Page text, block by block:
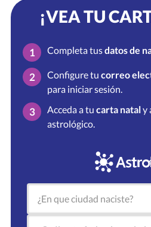
¡VEA TU
1 Completa tusdatos de
2 Configure tu correo
para iniciar sesión.
3 Acceda a tu carta nataly
astrológico.